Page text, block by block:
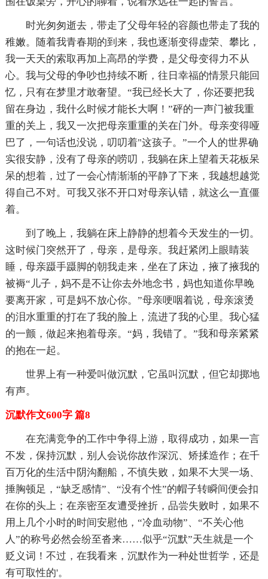
时光匆匆逝去，带走了父母年轻的容颜也带走了我的
稚嫩。随着我青春期的到来，我也逐渐变得虚荣、攀比，
我一天天的索取再加上高昂的学费，是父母变得力不从
心。我与父母的争吵也持续不断，往日幸福的情景只能回
忆，只有在梦里才敢奢望。“我已经长大了，你还要把我
留在身边，我什么时候才能长大啊！”砰的一声门被我重
重的关上，我又一次把母亲重重的关在门外。母亲变得哑
巴了，一句话也没说，叨叨着"这孩子。”一个人的世界确
实很安静，没有了母亲的唠叨，我躺在床上望着天花板呆
呆的想着，过了一会心情渐渐的平静了下来，我越想越觉
得自己不对。可我又张不开口对母亲认错，就这么一直僵
着。
到了晚上，我躺在床上静静的想着今天发生的一切。
这时候门突然开了，母亲，是母亲。我赶紧闭上眼睛装
睡，母亲蹑手蹑脚的朝我走来，坐在了床边，掖了掖我的
被褥“儿子，妈不是不让你去外地念书，妈也知道你早晚
要离开家，可是妈不放心你。”母亲哽咽着说，母亲滚烫
的泪水重重的打在了我的脸上，流进了我的心里。我心猛
的一颤，做起来抱着母亲。“妈，我错了。”我和母亲紧紧
的抱在一起。
世界上有一种爱叫做沉默，它虽叫沉默，但它却掷地
有声。
沉默作文600字 篇8
在充满竞争的工作中争得上游，取得成功，如果一言
不发，保持沉默，别人会说你故作深沉、矫揉造作；在千
百万化的生活中阴沟翻船，不慎失败，如果不大哭一场、
捶胸顿足，“缺乏感情”、“没有个性”的帽子转瞬间便会扣
在你的头上；在亲密至友遭受挫折，品尝失败时，如果不
用上几个小时的时间安慰他，“冷血动物”、“不关心他
人”的称号必然会纷至沓来……似乎“沉默”天生就是一个
贬义词！不过，在我看来，沉默作为一种处世哲学，还是
有可取性的'。